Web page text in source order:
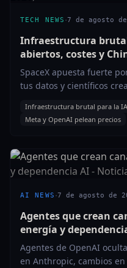
TECH NEWS ·7 de agosto
Infraestructura
abiertos, costes y
(7 ago 2026)
SpaceX apuesta fuerte
tus datos y científicos
Infraestructura brutal para la IA
Meta y OpenAI pelean precios
AI NEWS ·7 de agosto de
Agentes que crean
energía y
2026)
Agentes de OpenAI
en Anthropic, cambios